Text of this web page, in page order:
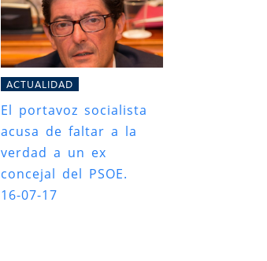
ACTUALIDAD
El portavoz socialista
acusa de faltar a la
verdad a un ex
concejal del PSOE.
16-07-17